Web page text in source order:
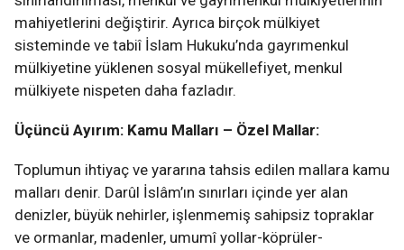
mahiyetlerini değiştirir. Ayrıca birçok mülkiyet
sisteminde ve tabiî İslam Hukuku’nda gayrımenkul
mülkiyetine yüklenen sosyal mükellefiyet, menkul
mülkiyete nispeten daha fazladır.
Üçüncü Ayırım: Kamu Malları – Özel Mallar:
Toplumun ihtiyaç ve yararına tahsis edilen mallara kamu
malları denir. Darûl İslâm’ın sınırları içinde yer alan
denizler, büyük nehirler, işlenmemiş sahipsiz topraklar
ve ormanlar, madenler, umumî yollar-köprüler-